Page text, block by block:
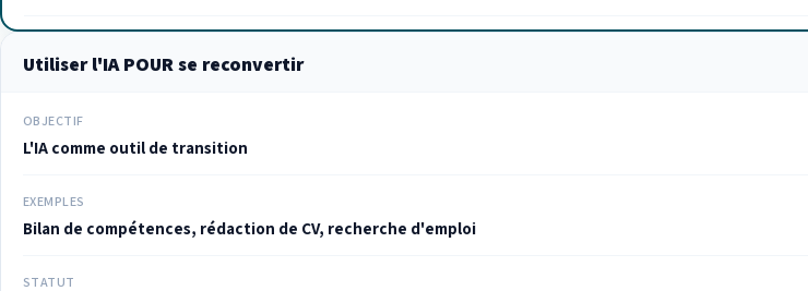
Utiliser l'IA POUR se reconvertir
OBJECTIF
L'IA comme outil de transition
EXEMPLES
Bilan de compétences, rédaction de CV, recherche d'emploi
STATUT